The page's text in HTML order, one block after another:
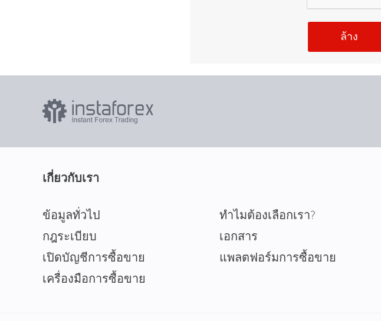
ล้าง
เกี่ยวกับเรา
ข้อมูลทั่วไป
ทำไมต้องเลือกเรา?
กฎระเบียบ
เอกสาร
เปิดบัญชีการซื้อขาย
แพลตฟอร์มการซื้อขาย
เครื่องมือการซื้อขาย